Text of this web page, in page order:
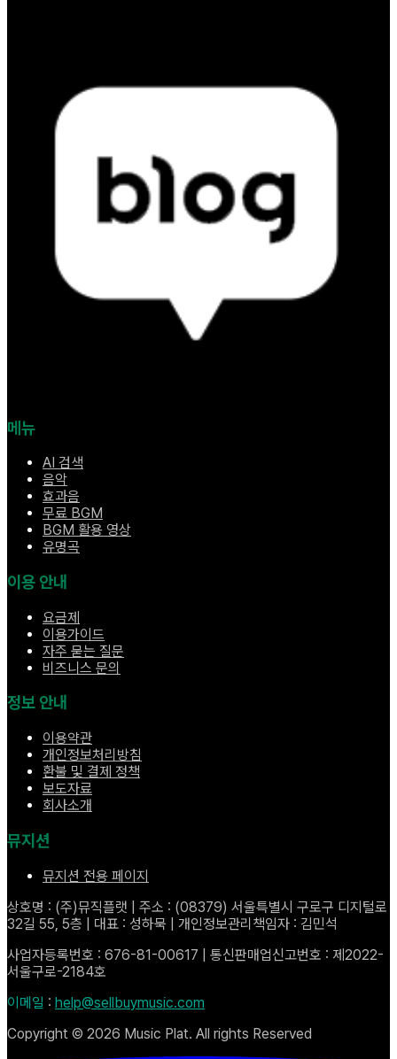
메뉴
AI 검색
음악
효과음
무료 BGM
BGM 활용 영상
유명곡
이용 안내
요금제
이용가이드
자주 묻는 질문
비즈니스 문의
정보 안내
이용약관
개인정보처리방침
환불 및 결제 정책
보도자료
회사소개
뮤지션
뮤지션 전용 페이지
상호명 : (주)뮤직플랫 | 주소 : (08379) 서울특별시 구로구 디지털로
32길 55, 5층 | 대표 : 성하묵 | 개인정보관리책임자 : 김민석
사업자등록번호 : 676-81-00617 | 통신판매업신고번호 : 제2022-
서울구로-2184호
이메일 : help@sellbuymusic.com
Copyright © 2026 Music Plat. All rights Reserved